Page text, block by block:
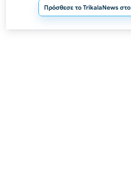
Πρόσθεσε το TrikalaNews στο